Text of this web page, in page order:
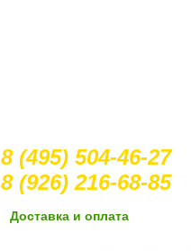
8 (495) 504-46-27
8 (926) 216-68-85
Доcтавка и оплата